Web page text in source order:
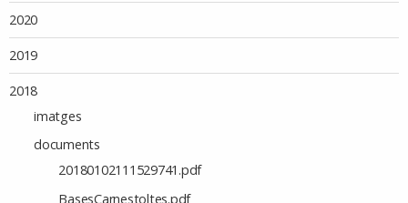
2020
2019
2018
imatges
documents
20180102111529741.pdf
BasesCarnestoltes.pdf